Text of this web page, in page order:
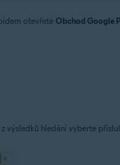
otevřete Obchod Google
z výsledků hledání vyberte